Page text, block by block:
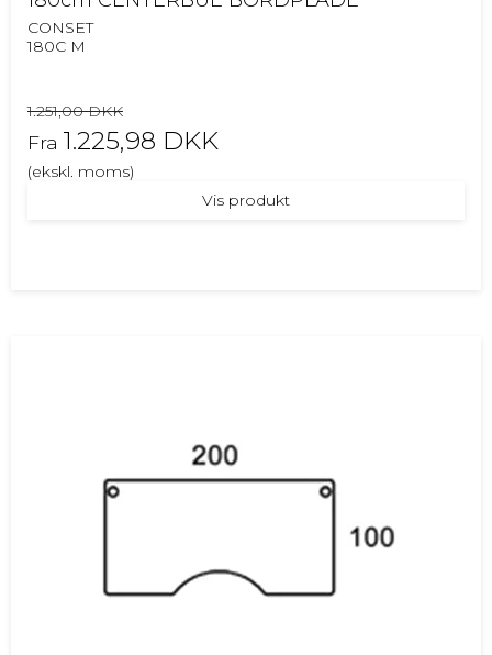
CONSET
180C M
1.251,00 DKK
Fra 1.225,98 DKK
(ekskl. moms)
Vis produkt